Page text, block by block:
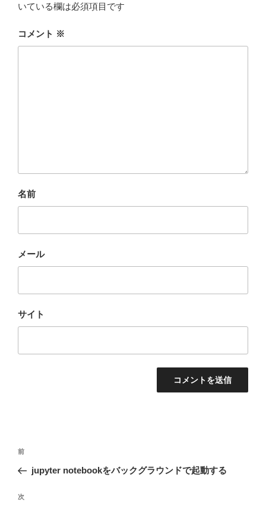
いている欄は必須項目です
コメント ※
名前
メール
サイト
投
ナ
ビ
前
の
稿
前
jupyter notebookをバックグラウンドで起動する
次
次